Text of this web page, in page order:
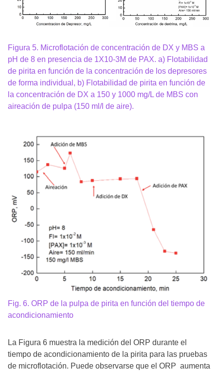
Figura 5. Microflotación de concentración de DX y MBS a
pH de 8 en presencia de 1X10-3M de PAX. a) Flotabilidad
de pirita en función de la concentración de los depresores
de forma individual, b) Flotabilidad de pirita en función de
la concentración de DX a 150 y 1000 mg/L de MBS con
aireación de pulpa (150 ml/l de aire).
Fig. 6. ORP de la pulpa de pirita en función del tiempo de
acondicionamiento
La Figura 6 muestra la medición del ORP durante el
tiempo de acondicionamiento de la pirita para las pruebas
de microflotación. Puede observarse que el ORP aumenta